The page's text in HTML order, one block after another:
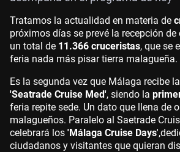
Tratamos la actualidad en materia de
próximos días se prevé la recepción
un total de 11.366 cruceristas, que se
feria nada más pisar tierra malagueña.
Es la segunda vez que Málaga recibe
'Seatrade Cruise Med', siendo la
feria repite sede. Un dato que llena de
malagueños. Paralelo al Saetrade
celebrará los 'Málaga Cruise Days',d
ciudadanos y visitantes que quieran